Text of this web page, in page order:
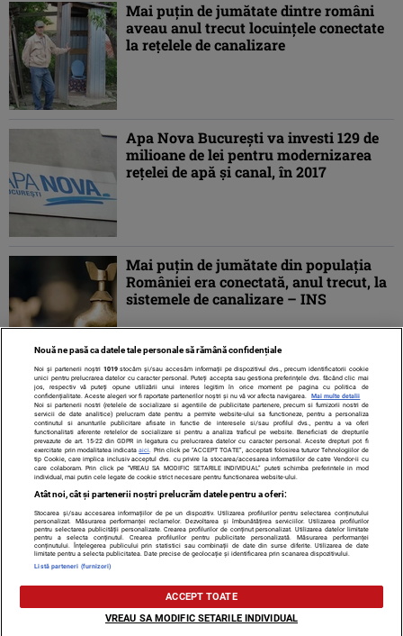
Mai puţin de jumătate dintre români
aveau anul trecut locuinţele conectate
la reţelele de canalizare
Apa Nova Bucureşti va investi 129 de
milioane de lei pentru modernizarea
reţelei de apă şi canal, în 2017
Mai puţin de jumătate din populaţia
României era conectată, anul trecut, la
sistemele de canalizare – INS
Contact Despre noi Termeni și condiții
Citarea se poate face în limita a 250 de semne. Nici o instituţie sau persoană
(site-uri, instituţii mass-media, firme de monitorizare) nu poate reproduce
integral scrierile publicistice purtătoare de Drepturi de Autor.
Nouă ne pasă ca datele tale personale să rămână confidențiale
Noi și partenerii noștri 1019stocăm și/sau accesăm informații pe dispozitivul dvs., precum identificatorii cookie
unici pentru prelucrarea datelor cu caracter personal. Puteți accepta sau gestiona preferințele dvs. făcând clic mai
jos, respectiv vă puteți opune utilizării unui interes legitim în orice moment pe pagina cu politica de
confidențialitate. Aceste alegeri vor fi raportate partenerilor noștri și nu vă vor afecta navigarea.
Mai multe detalii
Noi si partenerii nostri (retelele de socializare si agentiile de publicitate partenere, precum si furnizorii nostri de
servicii de date analitice) prelucram date pentru a permite website-ului sa functioneze, pentru a personaliza
continutul si anunturile publicitare afisate in functie de interesele si/sau profilul dvs., pentru a va oferi
functionalitati aferente retelelor de socializare si pentru a analiza traficul pe website. Beneficiati de drepturile
prevazute de art. 15-22 din GDPR in legatura cu prelucrarea datelor cu caracter personal. Aceste drepturi pot fi
exercitate prin modalitatea indicataaici . Prin click pe “ACCEPT TOATE”, acceptati folosirea tuturor Tehnologiilor de
tip Cookie, care implica inclusiv acceptul dvs. cu privire la stocarea/accesarea informatiilor de catre Vendor-ii cu
care colaboram. Prin click pe “VREAU SA MODIFIC SETARILE INDIVIDUAL” puteti schimba preferintele in mod
individual, mai putin cele legate de cookie strict necesare pentru functionarea website-ului.
Atât noi, cât și partenerii noștri prelucrăm datele pentru a oferi:
Stocarea și/sau accesarea informațiilor de pe un dispozitiv. Utilizarea profilurilor pentru selectarea conținutului
personalizat. Măsurarea performanței reclamelor. Dezvoltarea și îmbunătățirea serviciilor. Utilizarea profilurilor
pentru selectarea publicității personalizate. Crearea profilurilor de conținut personalizat. Utilizarea datelor limitate
pentru a selecta conținutul. Crearea profilurilor pentru publicitate personalizată. Măsurarea performanței
conținutului. Înțelegerea publicului prin statistici sau combinații de date din surse diferite. Utilizarea de date
limitate pentru a selecta publicitatea. Date precise de geolocație și identificarea prin scanarea dispozitivului.
Listă parteneri (furnizori)
ACCEPT TOATE
VREAU SA MODIFIC SETARILE INDIVIDUAL